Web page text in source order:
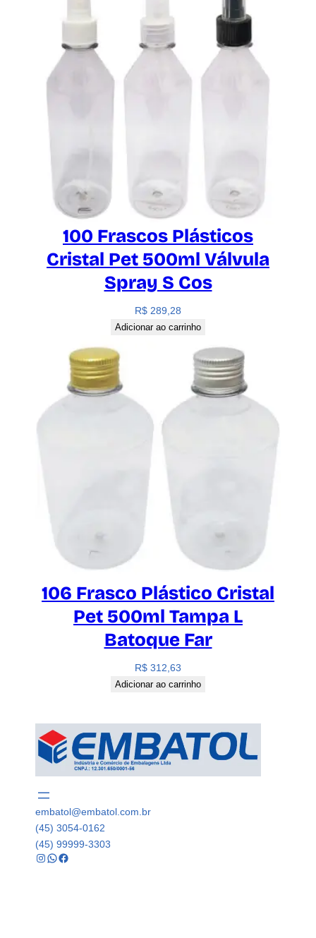
100 Frascos Plásticos
Cristal Pet 500ml Válvula
Spray S Cos
R$ 289,28
Adicionar ao carrinho
106 Frasco Plástico Cristal
Pet 500ml Tampa L
Batoque Far
R$ 312,63
Adicionar ao carrinho
embatol@embatol.com.br
(45) 3054-0162
(45) 99999-3303
Instagram WhatsApp Facebook